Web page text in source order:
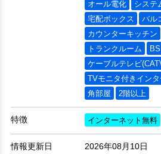
オール電化
システ
宅配ボックス
バル
カウンターキッチン
トランクルーム
ケーブルテレビ
TVモニタ付きイン
角部屋
2階以上
特徴 インターネット無料
情報更新日 2026年08月10日